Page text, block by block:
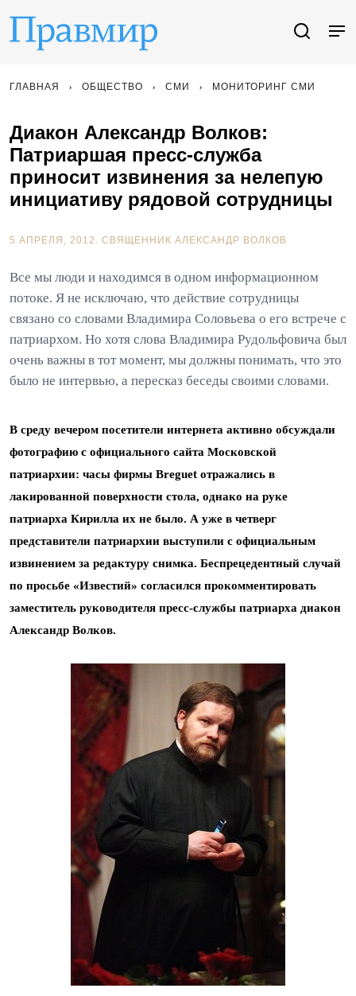
ГЛАВНАЯ ОБЩЕСТВО СМИ МОНИТОРИНГ СМИ
Диакон Александр Волков:
Патриаршая пресс-служба
приносит извинения за нелепую
инициативу рядовой сотрудницы
5 АПРЕЛЯ, 2012. СВЯЩЕННИК АЛЕКСАНДР ВОЛКОВ
Все мы люди и находимся в одном информационном
потоке. Я не исключаю, что действие сотрудницы
связано со словами Владимира Соловьева о его встрече с
патриархом. Но хотя слова Владимира Рудольфовича был
очень важны в тот момент, мы должны понимать, что это
было не интервью, а пересказ беседы своими словами.
В среду вечером посетители интернета активно обсуждали
фотографию с официального сайта Московской
патриархии: часы фирмы Breguet отражались в
лакированной поверхности стола, однако на руке
патриарха Кирилла их не было. А уже в четверг
представители патриархии выступили с официальным
извинением за редактуру снимка. Беспрецедентный случай
по просьбе «Известий» согласился прокомментировать
заместитель руководителя пресс-службы патриарха диакон
Александр Волков.